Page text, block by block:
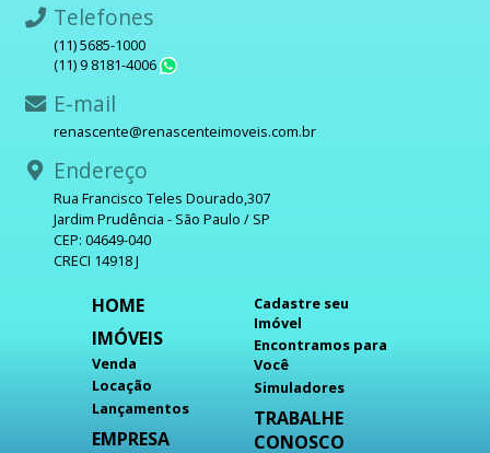
Telefones
(11) 5685-1000
(11) 9 8181-4006
E-mail
renascente@renascenteimoveis.com.br
Endereço
Rua Francisco Teles Dourado,307
Jardim Prudência - São Paulo / SP
CEP: 04649-040
CRECI 14918 J
HOME
IMÓVEIS
Venda
Locação
Lançamentos
EMPRESA
Cadastre seu
Imóvel
Encontramos para
Você
Simuladores
TRABALHE
CONOSCO